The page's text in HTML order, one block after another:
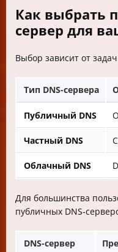
Как выбрать
сервер для
Выбор зависит от
Тип DNS-сервера
Публичный DNS
Частный DNS
Облачный DNS
Для большинства
публичных DNS-
DNS-сервер